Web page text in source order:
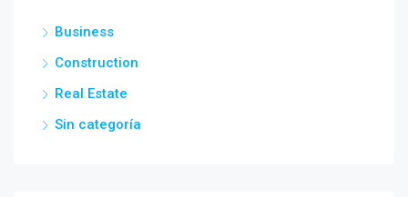
Business
Construction
Real Estate
Sin categoría